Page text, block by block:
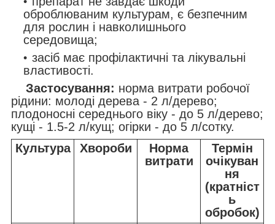
оброблюваним культурам, є безпечним
для рослин і навколишнього
середовища;
засіб має профілактичні та лікувальні
властивості.
Застосування: норма витрати робочої
рідини: молоді дерева - 2 л/дерево;
плодоносні середнього віку - до 5 л/дерево;
кущі - 1.5-2 л/кущ; огірки - до 5 л/сотку.
Культура
Хвороби
Норма
витрати
Термін
очікуван
ня
(кратніст
ь
обробок)